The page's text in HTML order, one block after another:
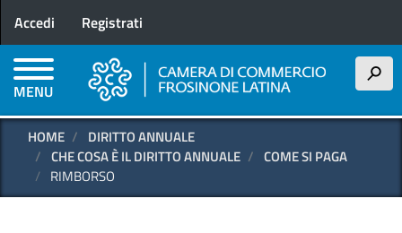
principale
Menu profilo utente
Accedi Registrati
MENU
h
HOME
DIRITTO ANNUALE
CHE COSA È IL DIRITTO ANNUALE
COME SI PAGA
RIMBORSO